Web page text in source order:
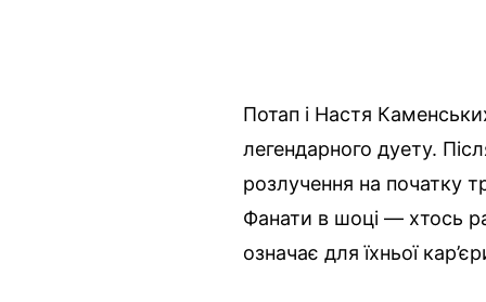
Потап і Настя
легендарного дуету.
розлучення на початку
Фанати в шоці — хтось
означає для їхньої